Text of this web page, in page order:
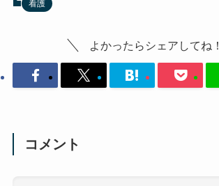
看護
よかったらシェアしてね！
コメント